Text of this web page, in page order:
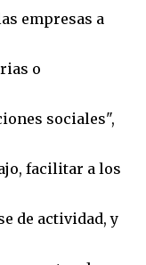
empresas a
o
sociales",
facilitar a los
de actividad, y